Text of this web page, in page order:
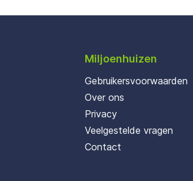
Miljoenhuizen
Gebruikersvoorwaarden
Over ons
Privacy
Veelgestelde vragen
Contact